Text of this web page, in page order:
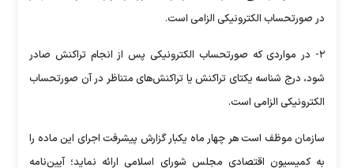
در صورتحساب الکترونیکی الزامی است.
۲- در مواردی که صورتحساب الکترونیکی پس از انجام تراکنش صادر
شود، درج شناسه یکتای تراکنش یا تراکنش‌های متناظر در آن صورتحساب
الکترونیکی الزامی است.
سازمان موظف است هر چهار ماه یکبار گزارش پیشرفت اجرای این ماده را
به کمیسیون اقتصادی مجلس شورای اسلامی ارائه نماید؛ آیین‌نامه